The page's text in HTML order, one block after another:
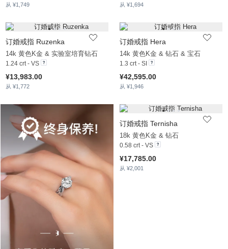
从 ¥1,749 从 ¥1,694
订婚戒指 Ruzenka
14k 黄色K金 & 实验室培育钻石
1.24 crt - VS
¥13,983.00
从 ¥1,772
订婚戒指 Hera
14k 黄色K金 & 钻石 & 宝石
1.3 crt - SI
¥42,595.00
从 ¥1,946
订婚戒指 Ternisha
18k 黄色K金 & 钻石
0.58 crt - VS
¥17,785.00
从 ¥2,001